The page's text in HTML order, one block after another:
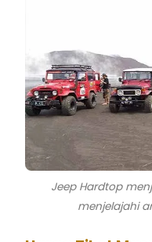
Jeep Hardtop
menjelajahi